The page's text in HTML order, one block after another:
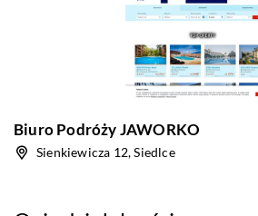
Biuro Podróży JAWORKO
Sienkiewicza 12, Siedlce